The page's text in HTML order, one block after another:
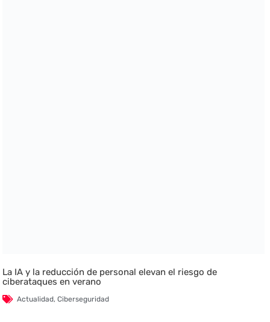
La IA y la reducción de personal elevan el riesgo de
ciberataques en verano
Actualidad,Ciberseguridad